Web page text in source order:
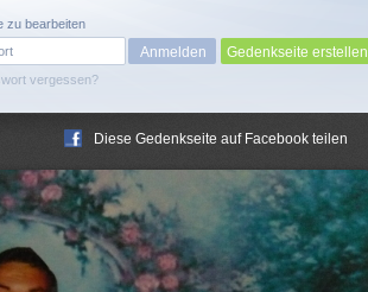
vergessen?
zu bearbeiten
Gedenkseite erstellen
Diese Gedenkseite auf Facebook teilen